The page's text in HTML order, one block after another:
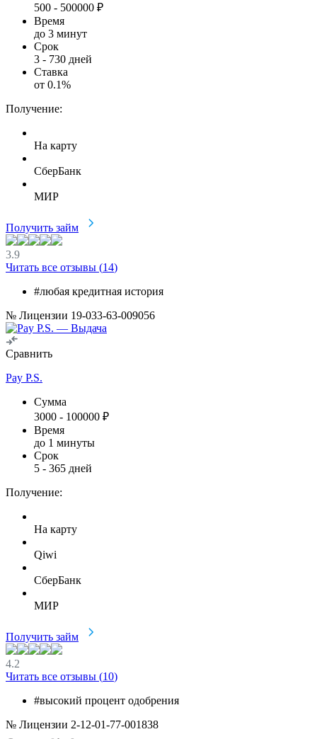
500 - 500000 ₽
Время
до 3 минут
Срок
3 - 730 дней
Ставка
от 0.1%
Получение:
На карту
СберБанк
МИР
Получить займ
3.9
Читать все отзывы (14)
#любая кредитная история
№ Лицензии 19-033-63-009056
Сравнить
Pay P.S.
Сумма
3000 - 100000 ₽
Время
до 1 минуты
Срок
5 - 365 дней
Получение:
На карту
Qiwi
СберБанк
МИР
Получить займ
4.2
Читать все отзывы (10)
#высокий процент одобрения
№ Лицензии 2-12-01-77-001838